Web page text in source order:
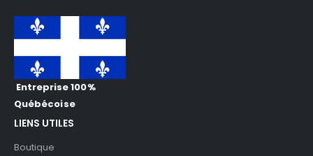
Entreprise 100%
Québécoise
LIENS UTILES
Boutique